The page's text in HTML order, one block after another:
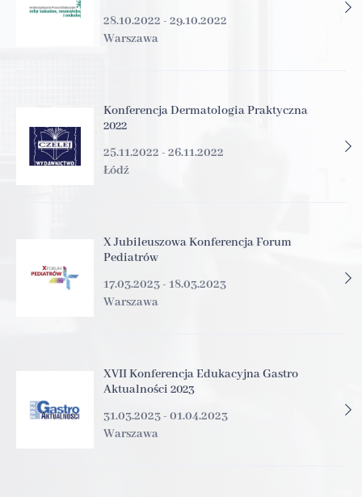
28.10.2022 - 29.10.2022
Warszawa
Konferencja Dermatologia Praktyczna
2022
25.11.2022 - 26.11.2022
Łódź
X Jubileuszowa Konferencja Forum
Pediatrów
17.03.2023 - 18.03.2023
Warszawa
XVII Konferencja Edukacyjna Gastro
Aktualności 2023
31.03.2023 - 01.04.2023
Warszawa